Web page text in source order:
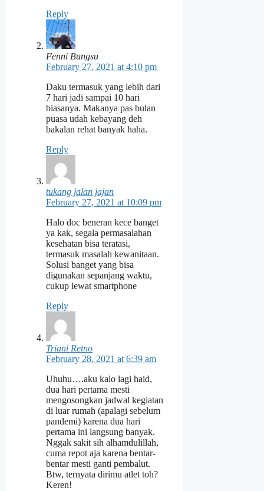
Reply
Fenni Bungsu
February 27, 2021 at 4:10 pm
Daku termasuk yang lebih dari
7 hari jadi sampai 10 hari
biasanya. Makanya pas bulan
puasa udah kebayang deh
bakalan rehat banyak haha.
Reply
tukang jalan jajan
February 27, 2021 at 10:09 pm
Halo doc beneran kece banget
ya kak, segala permasalahan
kesehatan bisa teratasi,
termasuk masalah kewanitaan.
Solusi banget yang bisa
digunakan sepanjang waktu,
cukup lewat smartphone
Reply
Triani Retno
February 28, 2021 at 6:39 am
Uhuhu….aku kalo lagi haid,
dua hari pertama mesti
mengosongkan jadwal kegiatan
di luar rumah (apalagi sebelum
pandemi) karena dua hari
pertama ini langsung banyak.
Nggak sakit sih alhamdulillah,
cuma repot aja karena bentar-
bentar mesti ganti pembalut.
Btw, ternyata dirimu atlet toh?
Keren!